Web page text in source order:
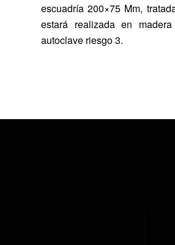
escuadría 200×75 Mm,
estará realizada en
autoclave riesgo 3.